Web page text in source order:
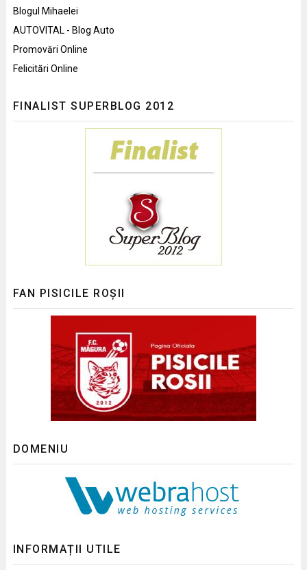
Blogul Mihaelei
AUTOVITAL - Blog Auto
Promovări Online
Felicitări Online
FINALIST SUPERBLOG 2012
FAN PISICILE ROȘII
DOMENIU
INFORMAȚII UTILE